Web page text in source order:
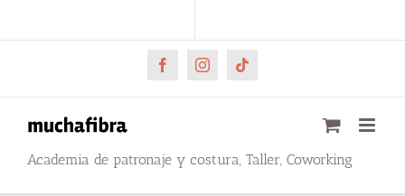
al
FacebookInstagramTiktok
Academia de patronaje y costura, Taller, Coworking